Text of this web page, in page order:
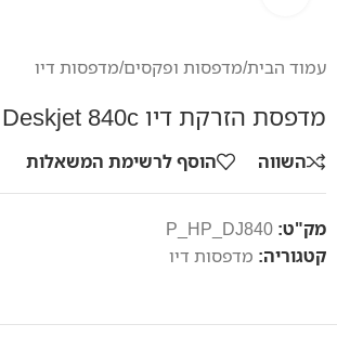
עמוד הבית/מדפסות ופקסים/מדפסות דיו
מדפסת הזרקת דיו HP Deskjet 840c
השווה הוסף לרשימת המשאלות
מק"ט: P_HP_DJ840
קטגוריה: מדפסות דיו